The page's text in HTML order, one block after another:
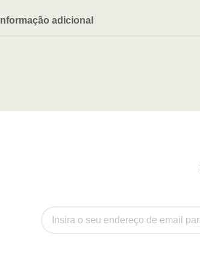
Informação adicional